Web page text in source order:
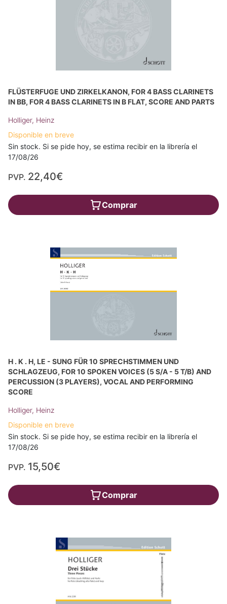
FLÜSTERFUGE UND ZIRKELKANON, FOR 4 BASS CLARINETS
IN BB, FOR 4 BASS CLARINETS IN B FLAT, SCORE AND PARTS
Holliger, Heinz
Disponible en breve
Sin stock. Si se pide hoy, se estima recibir en la librería el
17/08/26
PVP. 22,40€
Comprar
H . K . H, LE - SUNG FÜR 10 SPRECHSTIMMEN UND
SCHLAGZEUG, FOR 10 SPOKEN VOICES (5 S/A - 5 T/B) AND
PERCUSSION (3 PLAYERS), VOCAL AND PERFORMING
SCORE
Holliger, Heinz
Disponible en breve
Sin stock. Si se pide hoy, se estima recibir en la librería el
17/08/26
PVP. 15,50€
Comprar